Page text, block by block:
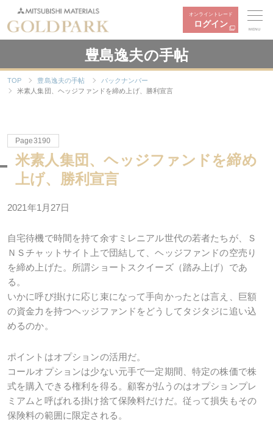
オンライントレード
ログイン
MENU
豊島逸夫の手帖
TOP 豊島逸夫の手帖
バックナンバー
米素人集団、ヘッジファンドを締め上げ、勝利宣言
Page3190
米素人集団、ヘッジファンドを締め
上げ、勝利宣言
2021年1月27日
自宅待機で時間を持て余すミレニアル世代の若者たちが、Ｓ
ＮＳチャットサイト上で団結して、ヘッジファンドの空売り
を締め上げた。所謂ショートスクイーズ（踏み上げ）であ
る。
いかに呼び掛けに応じ束になって手向かったとは言え、巨額
の資金力を持つヘッジファンドをどうしてタジタジに追い込
めるのか。
ポイントはオプションの活用だ。
コールオプションは少ない元手で一定期間、特定の株価で株
式を購入できる権利を得る。顧客が払うのはオプションプレ
ミアムと呼ばれる掛け捨て保険料だけだ。従って損失もその
保険料の範囲に限定される。